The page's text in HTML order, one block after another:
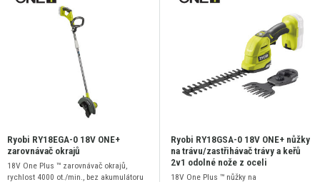
Ryobi RY18EGA-0 18V ONE+
zarovnávač okrajů
18V One Plus ™ zarovnávač okrajů,
rychlost 4000 ot./min., bez akumulátoru
Ryobi RY18GSA-0 18V ONE+ nůžky
na trávu/zastřihávač trávy a keřů
2v1 odolné nože z oceli
18V One Plus ™ nůžky na